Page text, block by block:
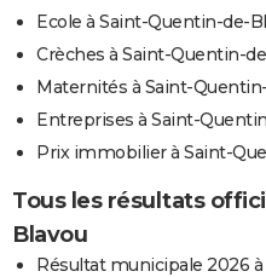
Ecole à Saint-Quentin-de-
Crèches à Saint-Quentin-
Maternités à Saint-
Entreprises à Saint-
Prix immobilier à Saint-
Tous les résultats
Blavou
Résultat municipale 2026